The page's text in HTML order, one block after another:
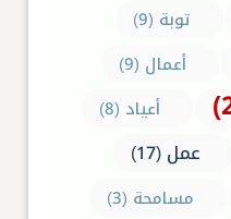
توبة (9)
أعمال (9)
أعياد (8)
عمل (17)
مسامحة (3)